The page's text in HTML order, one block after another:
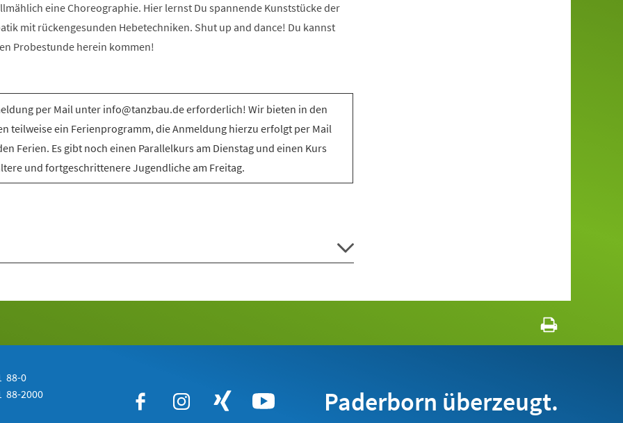
eine Choreographie. Hier lernst Du spannende Kunststücke der
mit rückengesunden Hebetechniken. Shut up and dance! Du kannst
Probestunde herein kommen!
per Mail unter info@tanzbau.de erforderlich! Wir bieten in den
teilweise ein Ferienprogramm, die Anmeldung hierzu erfolgt per Mail
Ferien. Es gibt noch einen Parallelkurs am Dienstag und einen Kurs
und fortgeschrittenere Jugendliche am Freitag.
88-0
88-2000 Paderborn überzeugt.